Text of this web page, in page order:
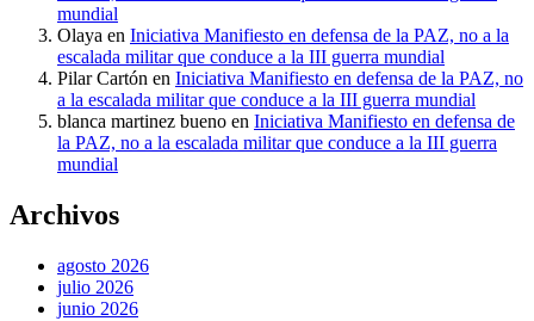
mundial
Olaya en Iniciativa Manifiesto en defensa de la PAZ, no a la
escalada militar que conduce a la III guerra mundial
Pilar Cartón en Iniciativa Manifiesto en defensa de la PAZ, no
a la escalada militar que conduce a la III guerra mundial
blanca martinez bueno en Iniciativa Manifiesto en defensa de
la PAZ, no a la escalada militar que conduce a la III guerra
mundial
Archivos
agosto 2026
julio 2026
junio 2026